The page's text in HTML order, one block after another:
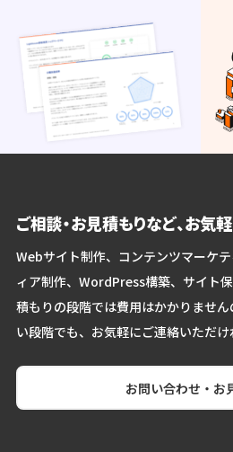
ご相談・お見積もりなど、お気
Webサイト制作、コンテンツマーケ
ィア制作、WordPress構築、サイト
積もりの段階では費用はかかりませ
い段階でも、お気軽にご連絡いただけ
お問い合わせ・お